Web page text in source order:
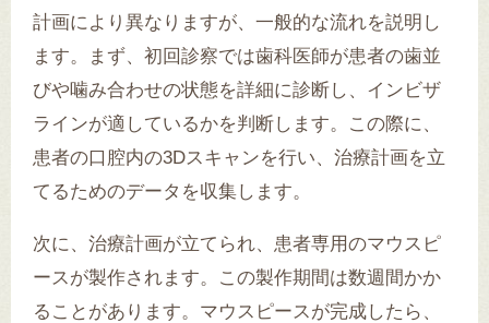
計画により異なりますが、一般的な流れを説明し
ます。まず、初回診察では歯科医師が患者の歯並
びや噛み合わせの状態を詳細に診断し、インビザ
ラインが適しているかを判断します。この際に、
患者の口腔内の3Dスキャンを行い、治療計画を立
てるためのデータを収集します。
次に、治療計画が立てられ、患者専用のマウスピ
ースが製作されます。この製作期間は数週間かか
ることがあります。マウスピースが完成したら、